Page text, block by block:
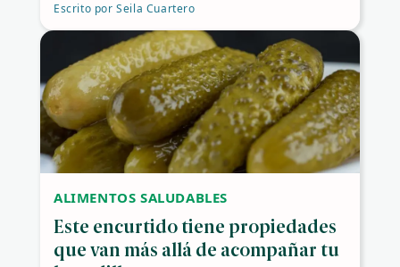
Escrito por Seila Cuartero
ALIMENTOS SALUDABLES
Este encurtido tiene propiedades
que van más allá de acompañar tu